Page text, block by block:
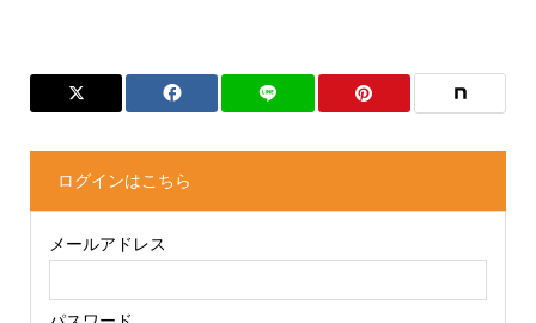
ログインはこちら
メールアドレス